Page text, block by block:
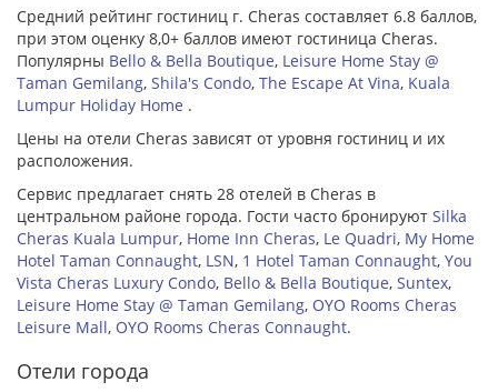
Средний рейтинг гостиниц г. Cheras составляет 6.8 баллов,
при этом оценку 8,0+ баллов имеют гостиница Cheras.
Популярны Bello & Bella Boutique, Leisure Home Stay @
Taman Gemilang, Shila's Condo, The Escape At Vina, Kuala
Lumpur Holiday Home .
Цены на отели Cheras зависят от уровня гостиниц и их
расположения.
Сервис предлагает снять 28 отелей в Cheras в
центральном районе города. Гости часто бронируют Silka
Cheras Kuala Lumpur, Home Inn Cheras, Le Quadri, My Home
Hotel Taman Connaught, LSN, 1 Hotel Taman Connaught, You
Vista Cheras Luxury Condo, Bello & Bella Boutique, Suntex,
Leisure Home Stay @ Taman Gemilang, OYO Rooms Cheras
Leisure Mall, OYO Rooms Cheras Connaught.
Отели города